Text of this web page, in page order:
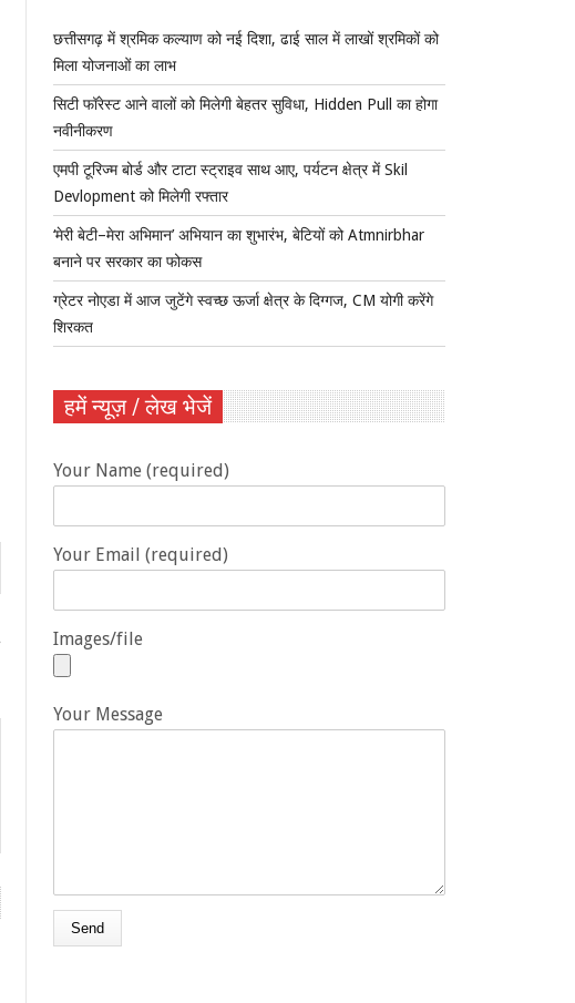
छत्तीसगढ़ में श्रमिक कल्याण को नई दिशा, ढाई साल में लाखों श्रमिकों को
मिला योजनाओं का लाभ
सिटी फॉरेस्ट आने वालों को मिलेगी बेहतर सुविधा, Hidden Pull का होगा
नवीनीकरण
एमपी टूरिज्म बोर्ड और टाटा स्ट्राइव साथ आए, पर्यटन क्षेत्र में Skil
Devlopment को मिलेगी रफ्तार
‘मेरी बेटी–मेरा अभिमान’ अभियान का शुभारंभ, बेटियों को Atmnirbhar
बनाने पर सरकार का फोकस
ग्रेटर नोएडा में आज जुटेंगे स्वच्छ ऊर्जा क्षेत्र के दिग्गज, CM योगी करेंगे
शिरकत
हमें न्यूज़ / लेख भेजें
Your Name (required)
Your Email (required)
Images/file
Your Message